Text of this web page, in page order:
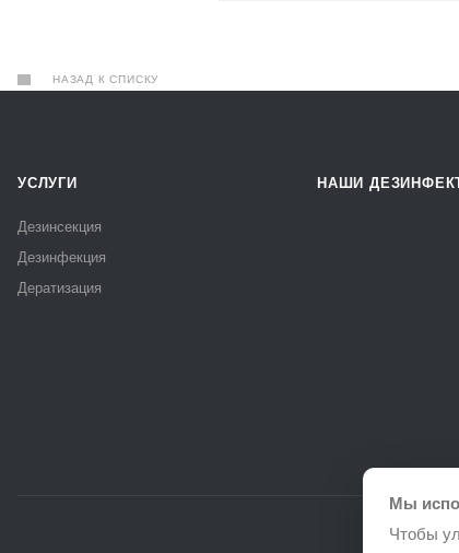
НАЗАД К СПИСКУ
УСЛУГИ
Дезинсекция
Дезинфекция
Дератизация
НАШИ
Мы
Чтобы